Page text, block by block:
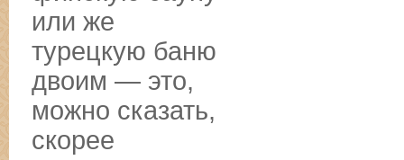
или же
турецкую баню
двоим — это,
можно сказать,
скорее